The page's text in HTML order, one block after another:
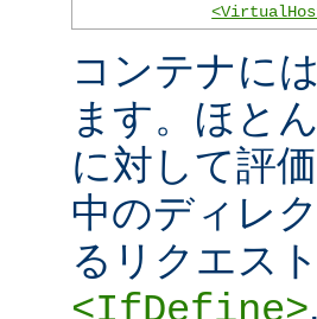
コンテナに
ます。ほと
に対して評
中のディレ
るリクエス
,